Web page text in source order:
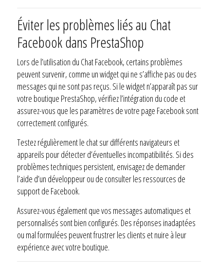
Éviter les problèmes liés au Chat
Facebook dans PrestaShop
Lors de l’utilisation du Chat Facebook, certains problèmes
peuvent survenir, comme un widget qui ne s’affiche pas ou des
messages qui ne sont pas reçus. Si le widget n’apparaît pas sur
votre boutique PrestaShop, vérifiez l’intégration du code et
assurez-vous que les paramètres de votre page Facebook sont
correctement configurés.
Testez régulièrement le chat sur différents navigateurs et
appareils pour détecter d’éventuelles incompatibilités. Si des
problèmes techniques persistent, envisagez de demander
l’aide d’un développeur ou de consulter les ressources de
support de Facebook.
Assurez-vous également que vos messages automatiques et
personnalisés sont bien configurés. Des réponses inadaptées
ou mal formulées peuvent frustrer les clients et nuire à leur
expérience avec votre boutique.